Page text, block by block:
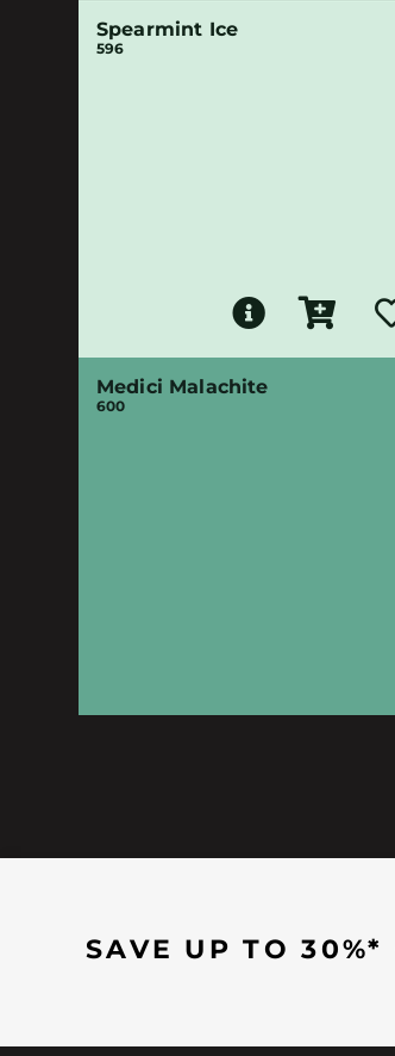
Spearmint Ice
596
Medici Malachite
600
SAVE UP TO 30%*